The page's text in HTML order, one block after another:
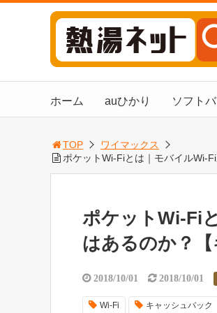
ホーム auひかり ソフト
TOP
ワイマックス
ポケットWi-Fiとは｜モバイルWi-
ポケットWi-Fi
はあるのか？
2018/10/01 2018/10/01
Wi-Fi キャッシュバック